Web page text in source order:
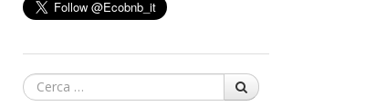
Cerca